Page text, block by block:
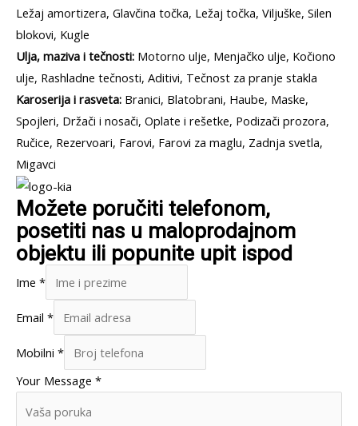
Ležaj amortizera, Glavčina točka, Ležaj točka, Viljuške, Silen
blokovi, Kugle
Ulja, maziva i tečnosti: Motorno ulje, Menjačko ulje, Kočiono
ulje, Rashladne tečnosti, Aditivi, Tečnost za pranje stakla
Karoserija i rasveta: Branici, Blatobrani, Haube, Maske,
Spojleri, Držači i nosači, Oplate i rešetke, Podizači prozora,
Ručice, Rezervoari, Farovi, Farovi za maglu, Zadnja svetla,
Migavci
Možete poručiti telefonom,
posetiti nas u maloprodajnom
objektu ili popunite upit ispod
Ime *
Email *
Mobilni *
Your Message *